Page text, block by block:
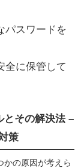
パスワードを
全に保管して
とその解決法 –
策
かの原因が考えら